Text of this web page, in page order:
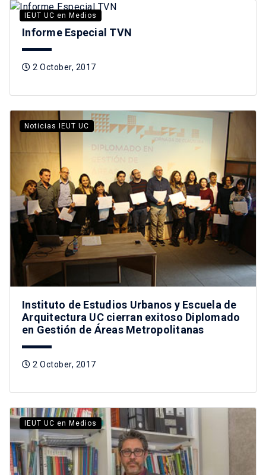
IEUT UC en Medios
Informe Especial TVN
2 October, 2017
Noticias IEUT UC
Instituto de Estudios Urbanos y Escuela de
Arquitectura UC cierran exitoso Diplomado
en Gestión de Áreas Metropolitanas
2 October, 2017
IEUT UC en Medios